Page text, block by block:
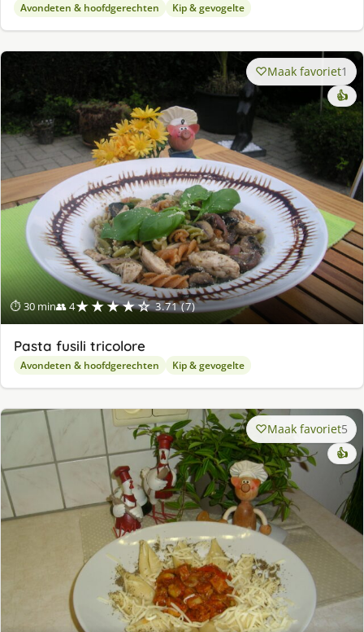
Avondeten & hoofdgerechten Kip & gevogelte
⏱ 30 min👥 4★★★★☆ 3.71 (7)
Maak favoriet1
👍
Pasta fusili tricolore
Avondeten & hoofdgerechten Kip & gevogelte
Maak favoriet5
👍